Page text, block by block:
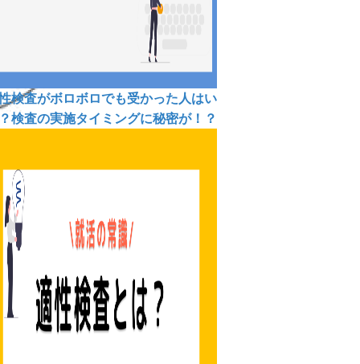
検査がボロボロでも受かった人はい
検査の実施タイミングに秘密が！？